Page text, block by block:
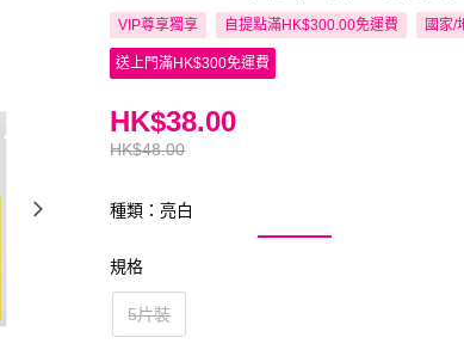
VIP尊享獨享 自提點滿HK$300.00免運費 國家/
送上門滿HK$300免運費
HK$48.00
HK$38.00
種類：亮白
規格
5片裝